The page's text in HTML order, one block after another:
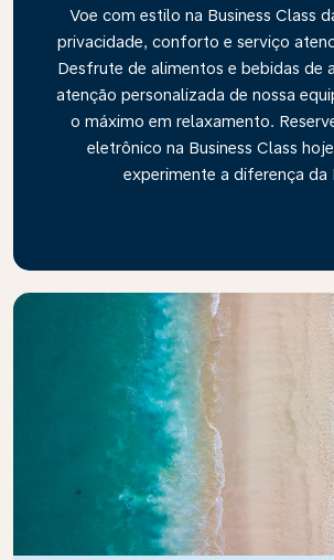
Voe com estilo na Business Class
privacidade, conforto e serviço
Desfrute de alimentos e bebidas de
atenção personalizada de nossa
o máximo em relaxamento.
eletrônico na Business Class
experimente a diferença da